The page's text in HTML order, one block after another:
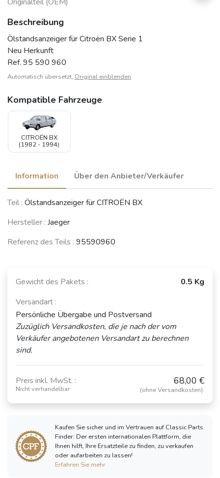
Beschreibung
Ölstandsanzeiger für Citroën BX Serie 1
Neu Herkunft
Ref. 95 590 960
Automatisch übersetzt, Original einblenden
Kompatible Fahrzeuge
CITROËN BX
(1982 - 1994)
Information Über den Anbieter/Verkäufer
Teil : Ölstandsanzeiger für CITROËN BX
Hersteller : Jaeger
Referenz des Teils : 95590960
Gewicht des Pakets :
0.5 Kg
Versandart :
Persönliche Übergabe und Postversand
Zuzüglich Versandkosten, die je nach der vom
Verkäufer angebotenen Versandart zu berechnen
sind.
Preis inkl. MwSt. :
Nicht verhandelbar
68,00 €
(ohne Versandkosten):
Kaufen Sie sicher und im Vertrauen auf Classic Parts
Finder: Der ersten internationalen Plattform, die
Ihnen hilft, Ihre Ersatzteile zu finden, zu verkaufen
oder aufarbeiten zu lassen!
Erfahren Sie mehr